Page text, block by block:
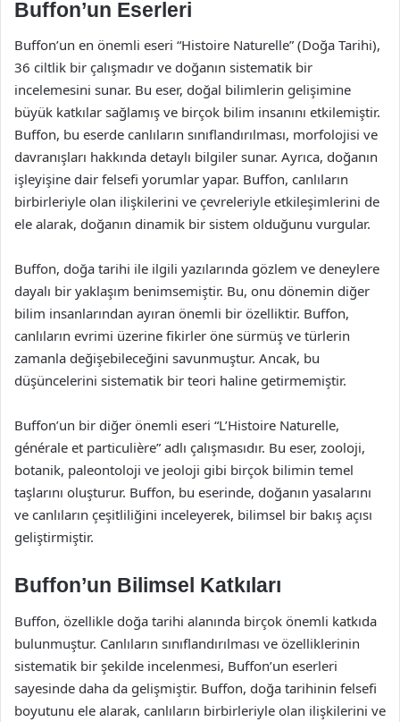
Buffon’un Eserleri
Buffon’un en önemli eseri “Histoire Naturelle” (Doğa Tarihi),
36 ciltlik bir çalışmadır ve doğanın sistematik bir
incelemesini sunar. Bu eser, doğal bilimlerin gelişimine
büyük katkılar sağlamış ve birçok bilim insanını etkilemiştir.
Buffon, bu eserde canlıların sınıflandırılması, morfolojisi ve
davranışları hakkında detaylı bilgiler sunar. Ayrıca, doğanın
işleyişine dair felsefi yorumlar yapar. Buffon, canlıların
birbirleriyle olan ilişkilerini ve çevreleriyle etkileşimlerini de
ele alarak, doğanın dinamik bir sistem olduğunu vurgular.
Buffon, doğa tarihi ile ilgili yazılarında gözlem ve deneylere
dayalı bir yaklaşım benimsemiştir. Bu, onu dönemin diğer
bilim insanlarından ayıran önemli bir özelliktir. Buffon,
canlıların evrimi üzerine fikirler öne sürmüş ve türlerin
zamanla değişebileceğini savunmuştur. Ancak, bu
düşüncelerini sistematik bir teori haline getirmemiştir.
Buffon’un bir diğer önemli eseri “L’Histoire Naturelle,
générale et particulière” adlı çalışmasıdır. Bu eser, zooloji,
botanik, paleontoloji ve jeoloji gibi birçok bilimin temel
taşlarını oluşturur. Buffon, bu eserinde, doğanın yasalarını
ve canlıların çeşitliliğini inceleyerek, bilimsel bir bakış açısı
geliştirmiştir.
Buffon’un Bilimsel Katkıları
Buffon, özellikle doğa tarihi alanında birçok önemli katkıda
bulunmuştur. Canlıların sınıflandırılması ve özelliklerinin
sistematik bir şekilde incelenmesi, Buffon’un eserleri
sayesinde daha da gelişmiştir. Buffon, doğa tarihinin felsefi
boyutunu ele alarak, canlıların birbirleriyle olan ilişkilerini ve